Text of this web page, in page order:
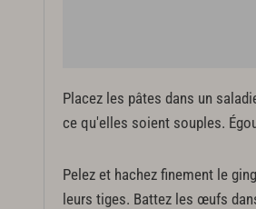
Placez les pâtes dans un
ce qu'elles soient souples.
Pelez et hachez finement le
leurs tiges. Battez les œufs